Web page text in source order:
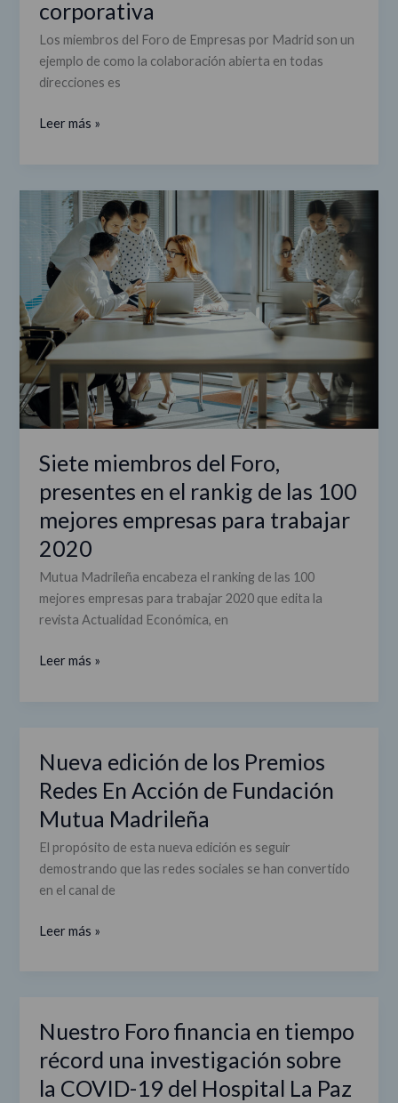
corporativa
Los miembros del Foro de Empresas por Madrid son un
ejemplo de como la colaboración abierta en todas
direcciones es
Startups':
gran
potencial
de
corporativa
Leer más »
Siete miembros del Foro,
presentes en el rankig de las 100
mejores empresas para trabajar
2020
Mutua Madrileña encabeza el ranking de las 100
mejores empresas para trabajar 2020 que edita la
revista Actualidad Económica, en
Siete
miembros
del
Foro,
presentes
en
el
rankig
de
las
100
empresas
trabajar
2020
Leer más »
Nueva edición de los Premios
Redes En Acción de Fundación
Mutua Madrileña
El propósito de esta nueva edición es seguir
demostrando que las redes sociales se han convertido
en el canal de
Nueva
de
los
Premios
Redes
En
de
Leer más »
Nuestro Foro financia en tiempo
récord una investigación sobre
la COVID-19 del Hospital La Paz
Nuestro
financia
en